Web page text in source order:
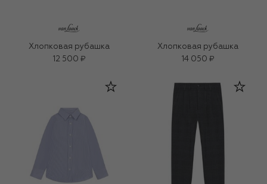
Хлопковая рубашка
12 500 ₽
Хлопковая рубашка
14 050 ₽